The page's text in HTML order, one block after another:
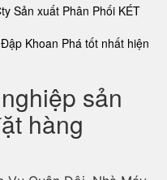
Sản xuất Phân Phối KÉT
Khoan Phá tốt nhất hiện
sản
hàng